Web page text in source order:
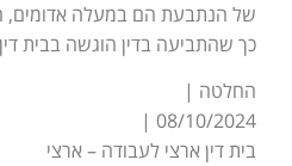
של הנתבעת הם במעלה אדומים,
כך שהתביעה בדין הוגשה בבית
החלטה |
08/10/2024 |
בית דין ארצי לעבודה – ארצי